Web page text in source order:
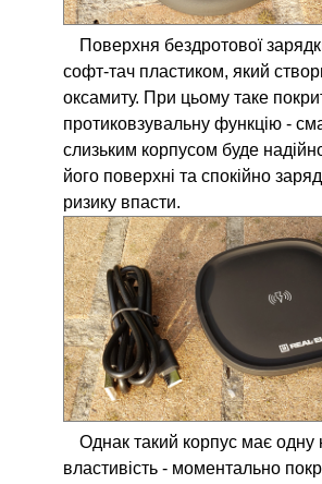
Поверхня бездротової
софт-тач пластиком, який
оксамиту. При цьому таке
протиковзувальну функцію -
слизьким корпусом буде
його поверхні та спокійно
ризику впасти.
Однак такий корпус має одну
властивість - моментально